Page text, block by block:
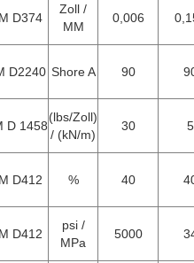
D374
Zoll /
MM
0,006
D2240 Shore A 90
D 1458
(lbs/Zoll)
/ (kN/m)
30 5
D412 % 40
D412
psi /
MPa
5000